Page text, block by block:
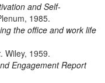
and Self-
1985.
the office and work life
. Wiley, 1959.
Engagement Report